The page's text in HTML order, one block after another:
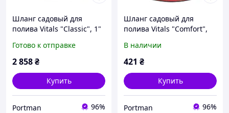
Шланг садовый для
полива Vitals "Classic", 1"
Готово к отправке
2 858₴
Купить
Portman 96%
Шланг садовый для
полива Vitals "Comfort",
В наличии
421 ₴
Купить
Portman 96%